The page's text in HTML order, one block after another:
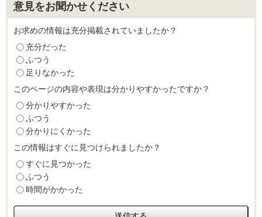
意見をお聞かせください
お求めの情報は充分掲載されていましたか？
充分だった
ふつう
足りなかった
このページの内容や表現は分かりやすかったですか？
分かりやすかった
ふつう
分かりにくかった
この情報はすぐに見つけられましたか？
すぐに見つかった
ふつう
時間がかかった